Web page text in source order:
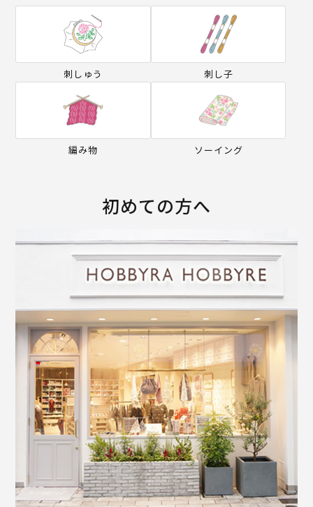
刺しゅう 刺し子
編み物 ソーイング
初めての方へ